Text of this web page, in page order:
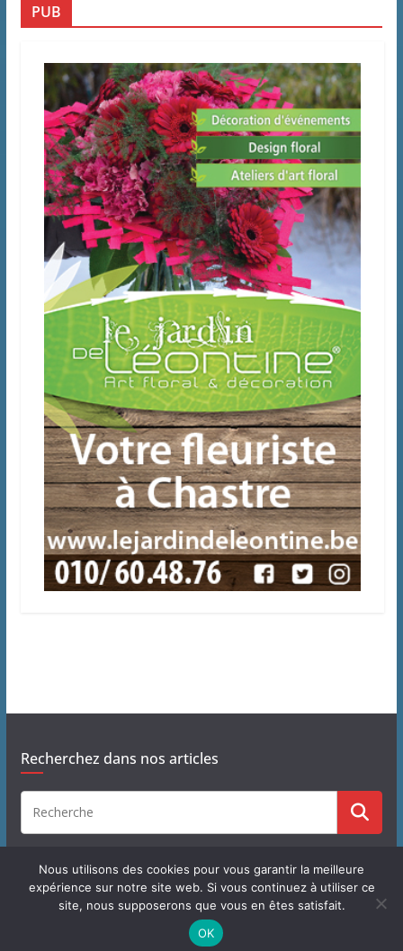
PUB
Recherchez dans nos articles
Copyright © 2026 J'habite à Chastre
par ThemeGrill. Propulsé par
Nous utilisons des cookies pour vous garantir la meilleure
expérience sur notre site web. Si vous continuez à utiliser ce
site, nous supposerons que vous en êtes satisfait.
OK